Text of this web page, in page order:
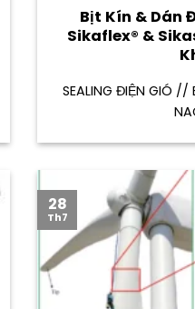
Bịt Kín & Dán
Sikaflex® &
SEALING ĐIỆN GIÓ //
28
Th7